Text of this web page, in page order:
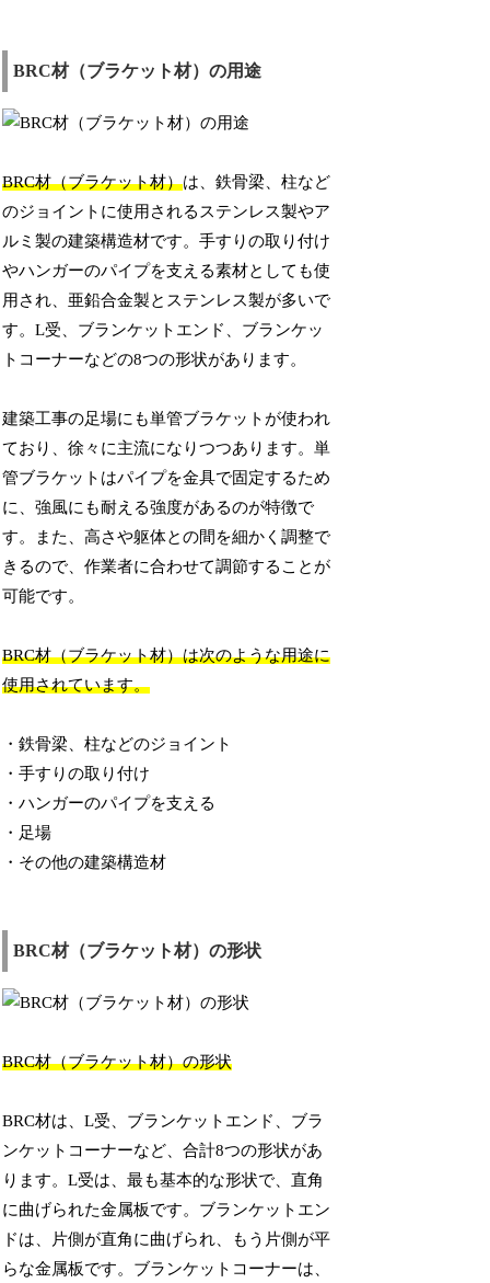
BRC材（ブラケット材）の用途
BRC材（ブラケット材）は、鉄骨梁、柱など
のジョイントに使用されるステンレス製やア
ルミ製の建築構造材です。手すりの取り付け
やハンガーのパイプを支える素材としても使
用され、亜鉛合金製とステンレス製が多いで
す。L受、ブランケットエンド、ブランケッ
トコーナーなどの8つの形状があります。
建築工事の足場にも単管ブラケットが使われ
ており、徐々に主流になりつつあります。単
管ブラケットはパイプを金具で固定するため
に、強風にも耐える強度があるのが特徴で
す。また、高さや躯体との間を細かく調整で
きるので、作業者に合わせて調節することが
可能です。
BRC材（ブラケット材）は次のような用途に
使用されています。
・鉄骨梁、柱などのジョイント
・手すりの取り付け
・ハンガーのパイプを支える
・足場
・その他の建築構造材
BRC材（ブラケット材）の形状
BRC材（ブラケット材）の形状
BRC材は、L受、ブランケットエンド、ブラ
ンケットコーナーなど、合計8つの形状があ
ります。L受は、最も基本的な形状で、直角
に曲げられた金属板です。ブランケットエン
ドは、片側が直角に曲げられ、もう片側が平
らな金属板です。ブランケットコーナーは、